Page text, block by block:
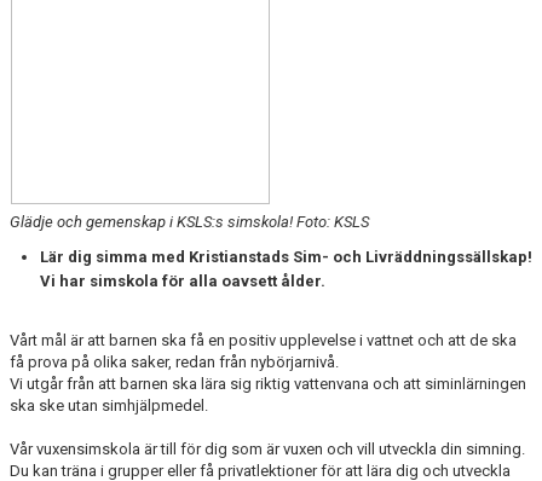
Glädje och gemenskap i KSLS:s simskola! Foto: KSLS
Lär dig simma med Kristianstads Sim- och Livräddningssällskap!
Vi har simskola för alla oavsett ålder.
Vårt mål är att barnen ska få en positiv upplevelse i vattnet och att de ska
få prova på olika saker, redan från nybörjarnivå.
Vi utgår från att barnen ska lära sig riktig vattenvana och att siminlärningen
ska ske utan simhjälpmedel.
Vår vuxensimskola är till för dig som är vuxen och vill utveckla din simning.
Du kan träna i grupper eller få privatlektioner för att lära dig och utveckla